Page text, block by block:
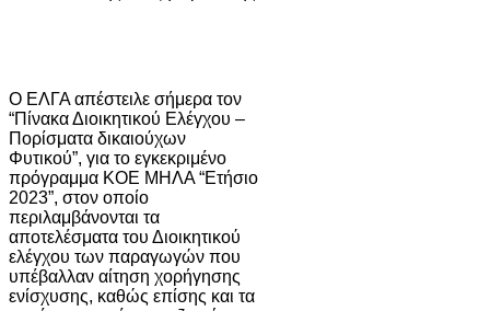
O ΕΛΓΑ απέστειλε σήμερα τον
“Πίνακα Διοικητικού Ελέγχου –
Πορίσματα δικαιούχων
Φυτικού”, για το εγκεκριμένο
πρόγραμμα ΚΟΕ ΜΗΛΑ “Ετήσιο
2023”, στον οποίο
περιλαμβάνονται τα
αποτελέσματα του Διοικητικού
ελέγχου των παραγωγών που
υπέβαλλαν αίτηση χορήγησης
ενίσχυσης, καθώς επίσης και τα